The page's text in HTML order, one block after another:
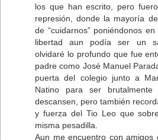
los que han escrito, pero
represión, donde la mayoría
de “cuidarnos” poniéndonos
libertad aun podía ser un
olvidaré lo profundo que fue
padre como José Manuel
puerta del colegio junto a
Natino para ser
descansen, pero también
y fuerza del Tio Leo que
misma pesadilla.
Aun me encuentro con